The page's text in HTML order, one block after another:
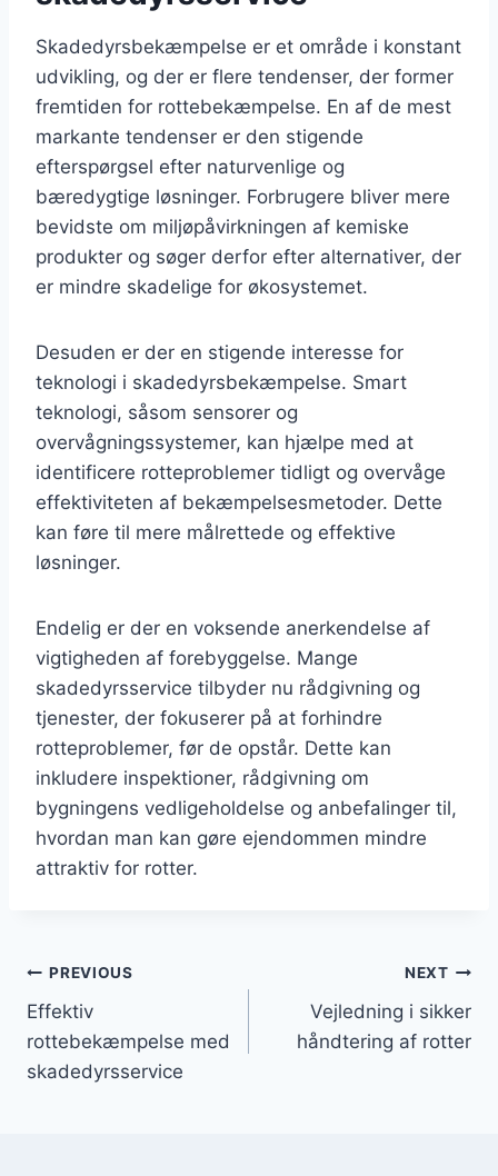
Skadedyrsbekæmpelse er et område i konstant
udvikling, og der er flere tendenser, der former
fremtiden for rottebekæmpelse. En af de mest
markante tendenser er den stigende
efterspørgsel efter naturvenlige og
bæredygtige løsninger. Forbrugere bliver mere
bevidste om miljøpåvirkningen af kemiske
produkter og søger derfor efter alternativer, der
er mindre skadelige for økosystemet.
Desuden er der en stigende interesse for
teknologi i skadedyrsbekæmpelse. Smart
teknologi, såsom sensorer og
overvågningssystemer, kan hjælpe med at
identificere rotteproblemer tidligt og overvåge
effektiviteten af bekæmpelsesmetoder. Dette
kan føre til mere målrettede og effektive
løsninger.
Endelig er der en voksende anerkendelse af
vigtigheden af forebyggelse. Mange
skadedyrsservice tilbyder nu rådgivning og
tjenester, der fokuserer på at forhindre
rotteproblemer, før de opstår. Dette kan
inkludere inspektioner, rådgivning om
bygningens vedligeholdelse og anbefalinger til,
hvordan man kan gøre ejendommen mindre
attraktiv for rotter.
Indlægsnavigation
PREVIOUS
Effektiv
rottebekæmpelse med
skadedyrsservice
NEXT
Vejledning i sikker
håndtering af rotter